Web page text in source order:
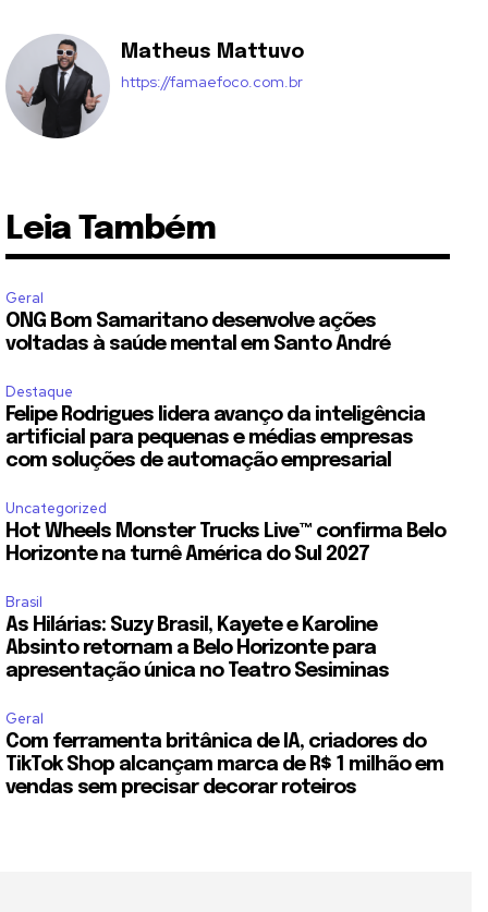
Matheus Mattuvo
https://famaefoco.com.br
Leia Também
Geral
ONG Bom Samaritano desenvolve ações
voltadas à saúde mental em Santo André
Destaque
Felipe Rodrigues lidera avanço da inteligência
artificial para pequenas e médias empresas
com soluções de automação empresarial
Uncategorized
Hot Wheels Monster Trucks Live™ confirma Belo
Horizonte na turnê América do Sul 2027
Brasil
As Hilárias: Suzy Brasil, Kayete e Karoline
Absinto retornam a Belo Horizonte para
apresentação única no Teatro Sesiminas
Geral
Com ferramenta britânica de IA, criadores do
TikTok Shop alcançam marca de R$ 1 milhão em
vendas sem precisar decorar roteiros